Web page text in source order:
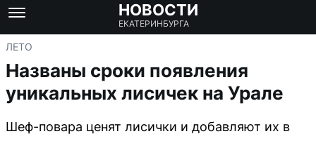
НОВОСТИ
ЕКАТЕРИНБУРГА
ЛЕТО
Названы сроки появления
уникальных лисичек на Урале
Шеф-повара ценят лисички и добавляют их в